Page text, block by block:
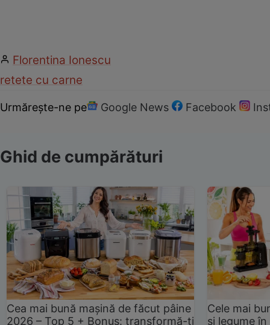
Florentina Ionescu
retete cu carne
Urmărește-ne pe Google News Facebook
Ghid de cumpărături
Cea mai bună mașină de făcut pâine
2026 – Top 5 + Bonus: transformă-ți
Cele mai
și legume